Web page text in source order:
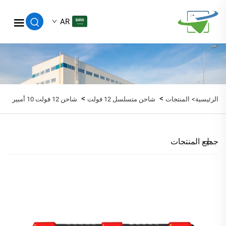
AR
الرئيسية> المنتجات > شاحن متسلسل 12 فولت > شاحن 12 فولت 10 أمبير
جميع المنتجات